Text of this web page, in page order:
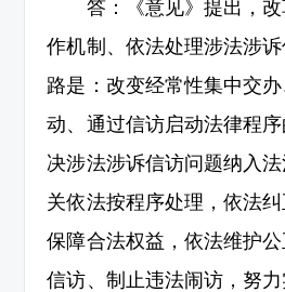
答：《意见》提出，改
作机制、依法处理涉法涉
路是：改变经常性集中交
动、通过信访启动法律程
决涉法涉诉信访问题纳入
关依法按程序处理，依法
保障合法权益，依法维护
信访、制止违法闹访，努